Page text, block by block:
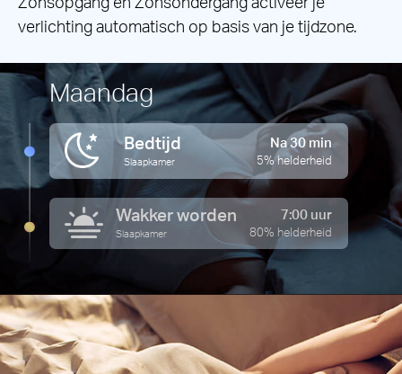
Maandag
Bedtijd
Slaapkamer
Na 30 min
5% helderheid
Wakker worden
Slaapkamer
7:00 uur
80% helderheid
verlichting automatisch op basis van je tijdzone.